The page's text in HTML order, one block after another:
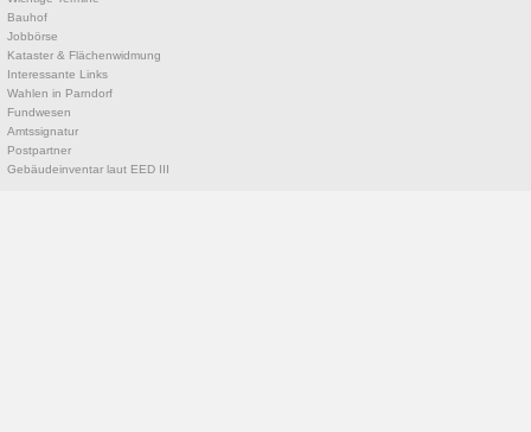
Bauhof
Jobbörse
Kataster & Flächenwidmung
Interessante Links
Wahlen in Parndorf
Fundwesen
Amtssignatur
Postpartner
Gebäudeinventar laut EED III